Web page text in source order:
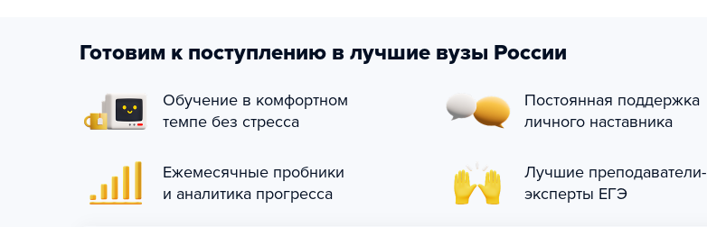
Готовим к поступлению в лучшие вузы России
Обучение в комфортном
темпе без стресса
Постоянная поддержка
личного наставника
Ежемесячные пробники
и аналитика прогресса
Лучшие преподаватели-
эксперты ЕГЭ